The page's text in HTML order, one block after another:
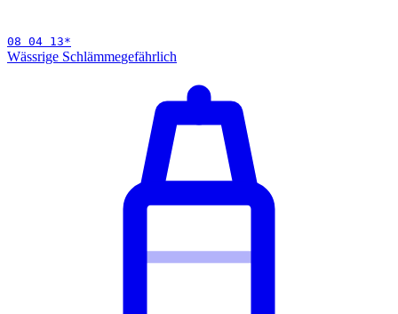
08 04 13*
Wässrige Schlämmegefährlich